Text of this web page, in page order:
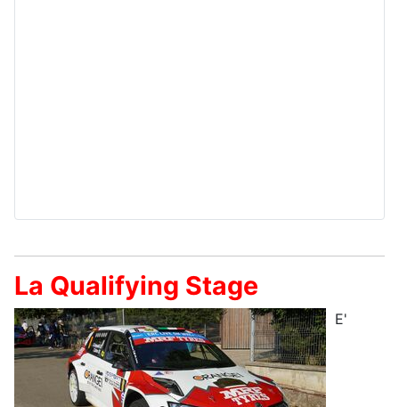
La Qualifying Stage
E'